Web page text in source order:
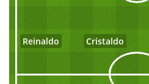
Reinaldo Cristaldo